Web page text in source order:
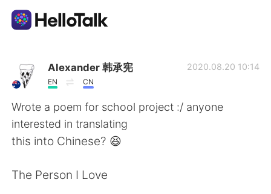
日本語
English
Alexander 韩承宪
EN CN
2020.08.20 10:14
Wrote a poem for school project :/ anyone
interested in translating
this into Chinese? 😆
The Person I Love